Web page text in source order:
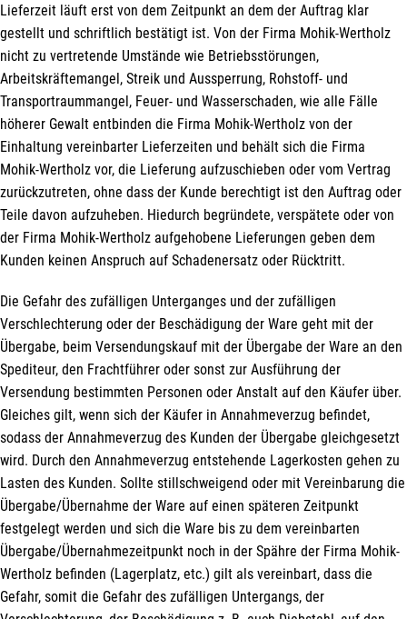
Lieferzeit läuft erst von dem Zeitpunkt an dem der Auftrag klar
gestellt und schriftlich bestätigt ist. Von der Firma Mohik-Wertholz
nicht zu vertretende Umstände wie Betriebsstörungen,
Arbeitskräftemangel, Streik und Aussperrung, Rohstoff- und
Transportraummangel, Feuer- und Wasserschaden, wie alle Fälle
höherer Gewalt entbinden die Firma Mohik-Wertholz von der
Einhaltung vereinbarter Lieferzeiten und behält sich die Firma
Mohik-Wertholz vor, die Lieferung aufzuschieben oder vom Vertrag
zurückzutreten, ohne dass der Kunde berechtigt ist den Auftrag oder
Teile davon aufzuheben. Hiedurch begründete, verspätete oder von
der Firma Mohik-Wertholz aufgehobene Lieferungen geben dem
Kunden keinen Anspruch auf Schadenersatz oder Rücktritt.
Die Gefahr des zufälligen Unterganges und der zufälligen
Verschlechterung oder der Beschädigung der Ware geht mit der
Übergabe, beim Versendungskauf mit der Übergabe der Ware an den
Spediteur, den Frachtführer oder sonst zur Ausführung der
Versendung bestimmten Personen oder Anstalt auf den Käufer über.
Gleiches gilt, wenn sich der Käufer in Annahmeverzug befindet,
sodass der Annahmeverzug des Kunden der Übergabe gleichgesetzt
wird. Durch den Annahmeverzug entstehende Lagerkosten gehen zu
Lasten des Kunden. Sollte stillschweigend oder mit Vereinbarung die
Übergabe/Übernahme der Ware auf einen späteren Zeitpunkt
festgelegt werden und sich die Ware bis zu dem vereinbarten
Übergabe/Übernahmezeitpunkt noch in der Spähre der Firma Mohik-
Wertholz befinden (Lagerplatz, etc.) gilt als vereinbart, dass die
Gefahr, somit die Gefahr des zufälligen Untergangs, der